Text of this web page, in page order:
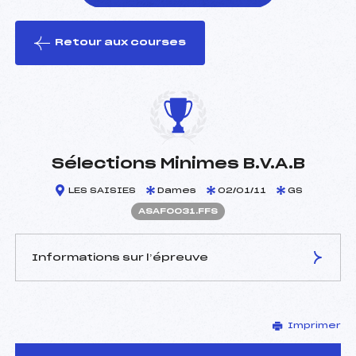
le ski
Retour aux courses
Sélections Minimes B.V.A.B
LES SAISIES Dames 02/01/11 GS
ASAF0031.FFS
Informations sur l’épreuve
AVOCAT JEAN (SA)
Arbitre :
VIALLET BERTRAND (SA)
Imprimer